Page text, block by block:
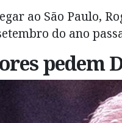
ao São Paulo,
do ano
pedem